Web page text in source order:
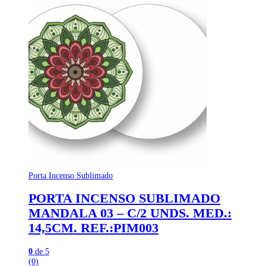
Porta Incenso Sublimado
PORTA INCENSO SUBLIMADO
MANDALA 03 – C/2 UNDS. MED.:
14,5CM. REF.:PIM003
0 de 5
(0)